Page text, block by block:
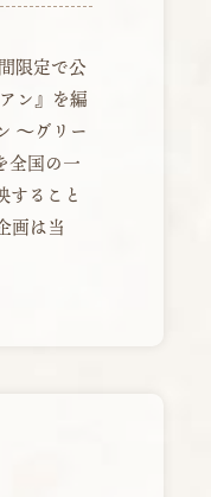
限定で公
ン』を編
～グリー
全国の一
すること
画は当